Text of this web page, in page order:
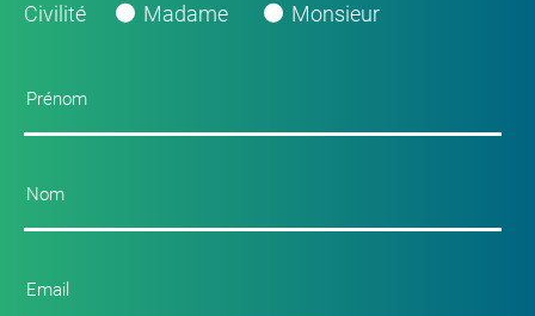
Civilité Madame Monsieur